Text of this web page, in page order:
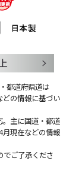
都道府県道は
の情報に基づい
主に国道・都道
現在などの情報
でご了承くださ